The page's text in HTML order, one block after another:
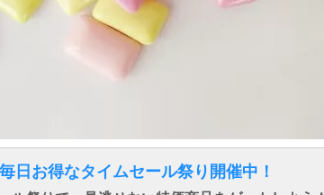
日お得なタイムセール祭り開催中！